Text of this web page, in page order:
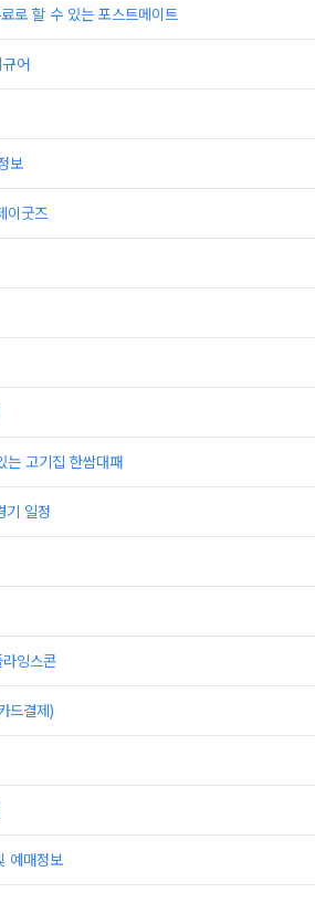
로 할 수 있는 포스트메이트
어
보
이굿즈
는 고기집 한쌈대패
기 일정
잉스콘
드결제)
예매정보